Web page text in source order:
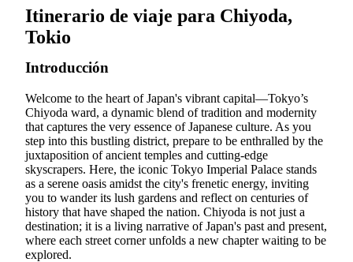
Itinerario de viaje para Chiyoda,
Tokio
Introducción
Welcome to the heart of Japan's vibrant capital—Tokyo’s
Chiyoda ward, a dynamic blend of tradition and modernity
that captures the very essence of Japanese culture. As you
step into this bustling district, prepare to be enthralled by the
juxtaposition of ancient temples and cutting-edge
skyscrapers. Here, the iconic Tokyo Imperial Palace stands
as a serene oasis amidst the city's frenetic energy, inviting
you to wander its lush gardens and reflect on centuries of
history that have shaped the nation. Chiyoda is not just a
destination; it is a living narrative of Japan's past and present,
where each street corner unfolds a new chapter waiting to be
explored.